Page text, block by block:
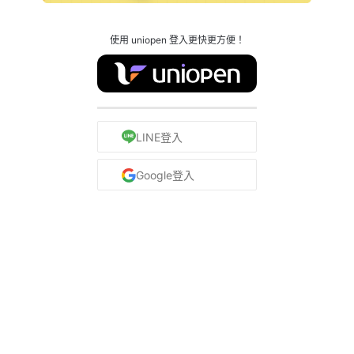
使用 uniopen 登入更快更方便！
LINE登入
Google登入